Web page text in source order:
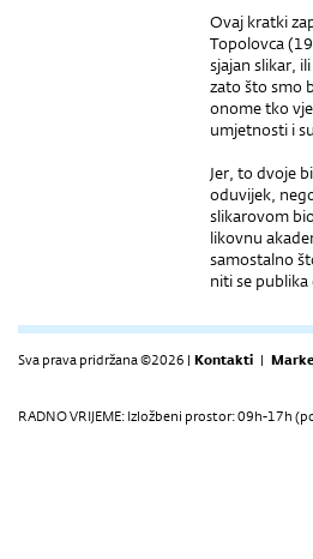
Ovaj kratki
Topolovca
sjajan slikar,
zato što smo
onome tko
umjetnosti i
Jer, to dvoje
oduvijek,
slikarovom
likovnu
samostalno
niti se
Sva prava pridržana ©2026 | Kontakti |
RADNO VRIJEME: Izložbeni prostor: 09h-